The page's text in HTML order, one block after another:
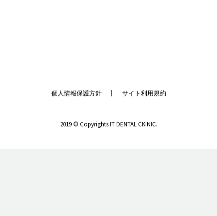
個人情報保護方針 サイト利用規約
2019 © Copyrights IT DENTAL CKINIC.